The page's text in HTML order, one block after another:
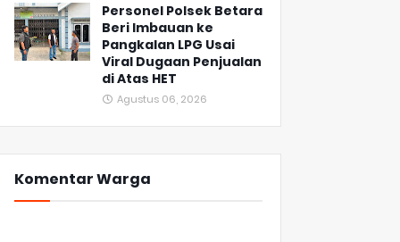
Personel Polsek Betara
Beri Imbauan ke
Pangkalan LPG Usai
Viral Dugaan Penjualan
di Atas HET
Agustus 06, 2026
Komentar Warga